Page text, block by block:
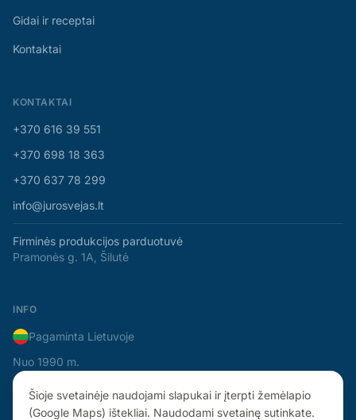
Gidai ir receptai
Kontaktai
KONTAKTAI
+370 616 39 551
+370 698 18 363
+370 637 78 299
info@jurosvejas.lt
Firminės produkcijos parduotuvė
Pramonės g. 1A, Šilutė
INFO
Pagaminta Lietuvoje
Nuo 1990 m.
Šioje svetainėje naudojami slapukai ir įterpti žemėlapio
(Google Maps) ištekliai. Naudodami svetainę sutinkate.